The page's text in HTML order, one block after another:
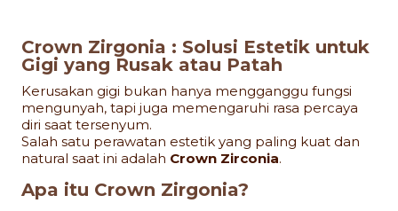
Crown Zirgonia : Solusi Estetik untuk
Gigi yang Rusak atau Patah
Kerusakan gigi bukan hanya mengganggu fungsi
mengunyah, tapi juga memengaruhi rasa percaya
diri saat tersenyum.
Salah satu perawatan estetik yang paling kuat dan
natural saat ini adalah Crown Zirconia.
Apa itu Crown Zirgonia?